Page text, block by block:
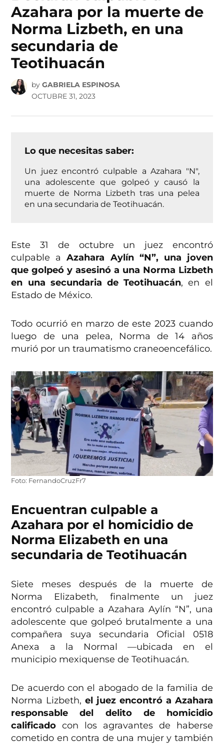
Azahara por la muerte de
Norma Lizbeth, en una
secundaria de
Teotihuacán
by GABRIELA ESPINOSA
OCTUBRE 31, 2023
Lo que necesitas saber:
Un juez encontró culpable a Azahara "N",
una adolescente que golpeó y causó la
muerte de Norma Lizbeth tras una pelea
en una secundaria de Teotihuacán.
Este 31 de octubre un juez encontró
culpable a Azahara Aylín “N”, una joven
que golpeó y asesinó a una Norma Lizbeth
en una secundaria de Teotihuacán, en el
Estado de México.
Todo ocurrió en marzo de este 2023 cuando
luego de una pelea, Norma de 14 años
murió por un traumatismo craneoencefálico.
Foto: FernandoCruzFr7
Encuentran culpable a
Azahara por el homicidio de
Norma Elizabeth en una
secundaria de Teotihuacán
Siete meses después de la muerte de
Norma Elizabeth, finalmente un juez
encontró culpable a Azahara Aylín “N”, una
adolescente que golpeó brutalmente a una
compañera suya secundaria Oficial 0518
Anexa a la Normal —ubicada en el
municipio mexiquense de Teotihuacán.
De acuerdo con el abogado de la familia de
Norma Lizbeth,el juez encontró a Azahara
responsable del delito de homicidio
calificado con los agravantes de haberse
cometido en contra de una mujer y también